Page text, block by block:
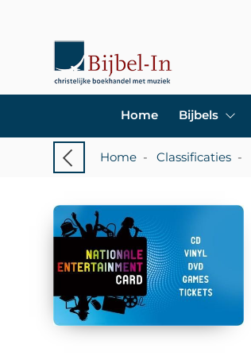
Home Bijbels
Home - Classificaties -